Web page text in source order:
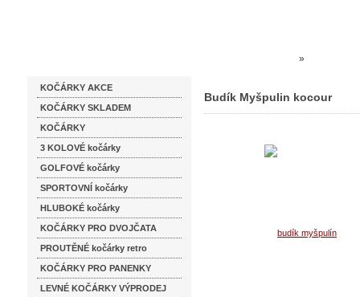
KOČÁRKY AKCE
KOČÁRKY SKLADEM
KOČÁRKY
3 KOLOVÉ kočárky
GOLFOVÉ kočárky
SPORTOVNÍ kočárky
HLUBOKÉ kočárky
KOČÁRKY PRO DVOJČATA
PROUTĚNÉ kočárky retro
KOČÁRKY PRO PANENKY
LEVNÉ KOČÁRKY VÝPRODEJ
»
Budík Myšpulin kocour